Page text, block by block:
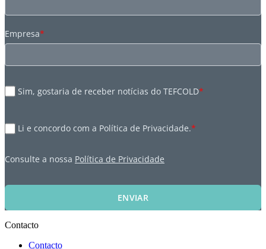
Empresa*
Sim, gostaria de receber notícias do TEFCOLD*
Li e concordo com a Política de Privacidade.*
Consulte a nossa Política de Privacidade
ENVIAR
Contacto
Contacto